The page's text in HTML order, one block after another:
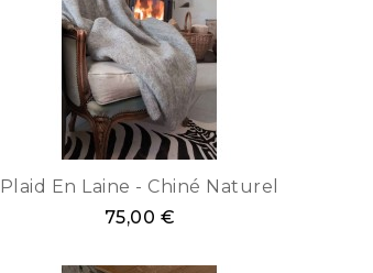
Plaid En Laine - Chiné Naturel
75,00 €